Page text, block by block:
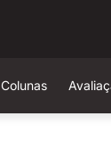
Colunas